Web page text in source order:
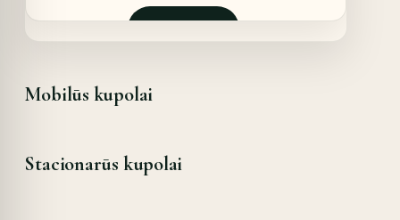
was:
is:
Mobilūs kupolai
Stacionarūs kupolai